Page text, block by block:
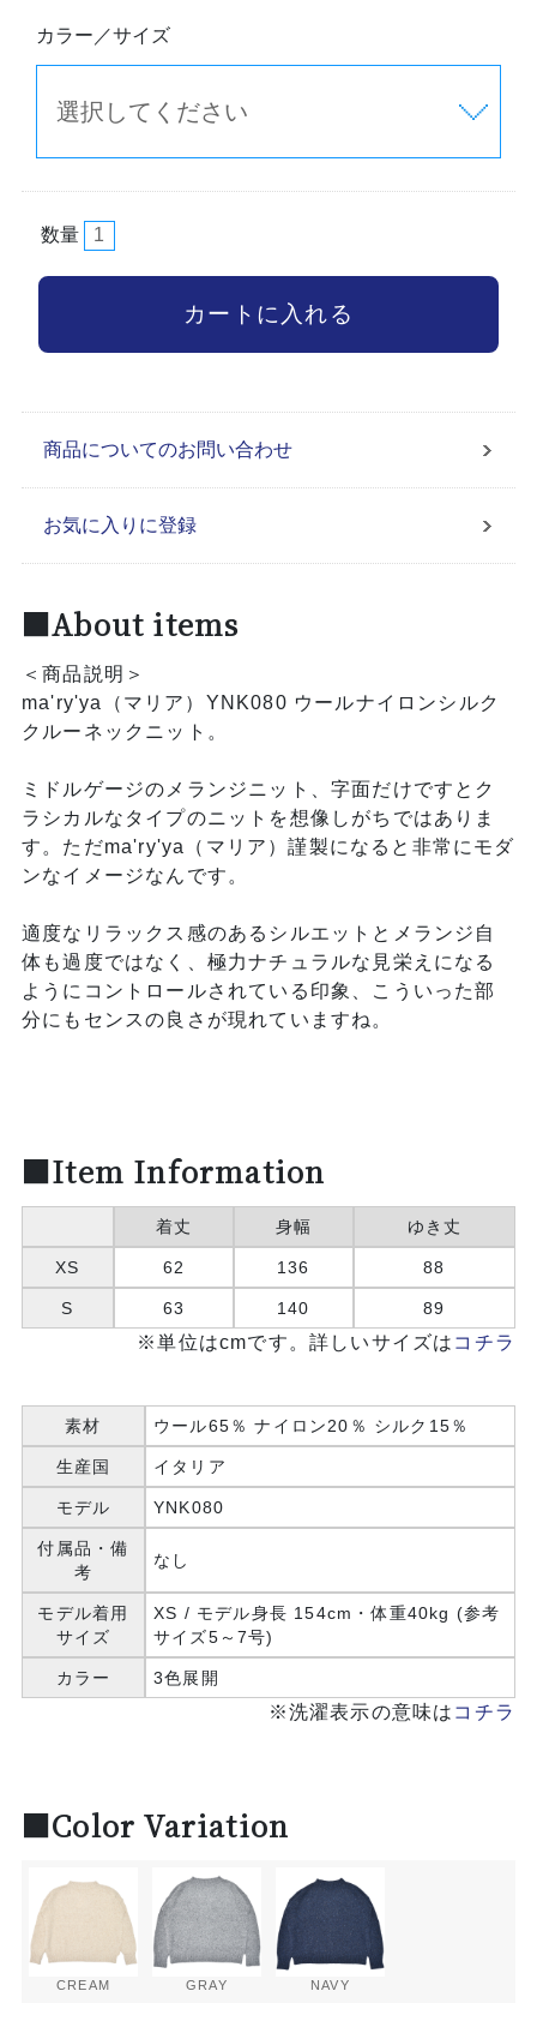
カラー／サイズ
数量
商品についてのお問い合わせ
お気に入りに登録
■About items
＜商品説明＞
ma'ry'ya（マリア）YNK080 ウールナイロンシルク
クルーネックニット。
ミドルゲージのメランジニット、字面だけですとク
ラシカルなタイプのニットを想像しがちではありま
す。ただma'ry'ya（マリア）謹製になると非常にモダ
ンなイメージなんです。
適度なリラックス感のあるシルエットとメランジ自
体も過度ではなく、極力ナチュラルな見栄えになる
ようにコントロールされている印象、こういった部
分にもセンスの良さが現れていますね。
■Item Information
着丈 身幅 ゆき丈
XS 62 136 88
S 63 140 89
※単位はcmです。詳しいサイズは コチラ
素材 ウール65％ ナイロン20％ シルク15％
生産国 イタリア
モデル YNK080
付属品・備
考
なし
モデル着用
サイズ
XS / モデル身長 154cm・体重40kg (参考
サイズ5～7号)
カラー 3色展開
※洗濯表示の意味は コチラ
■Color Variation
CREAM GRAY NAVY